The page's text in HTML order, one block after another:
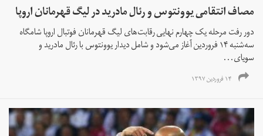
مصاف انتقامی یوونتوس و رئال مادرید در لیگ قهرمانان اروپا
دور رفت مرحله یک چهارم نهایی رقابت‌های لیگ قهرمانان فوتبال اروپا شامگاه
سه‌شنبه ۱۴ فروردین آغاز می‌شود و شامل دیدار یوونتوس با رئال مادرید و
سویای...
۱۴ فروردین ۱۳۹۷